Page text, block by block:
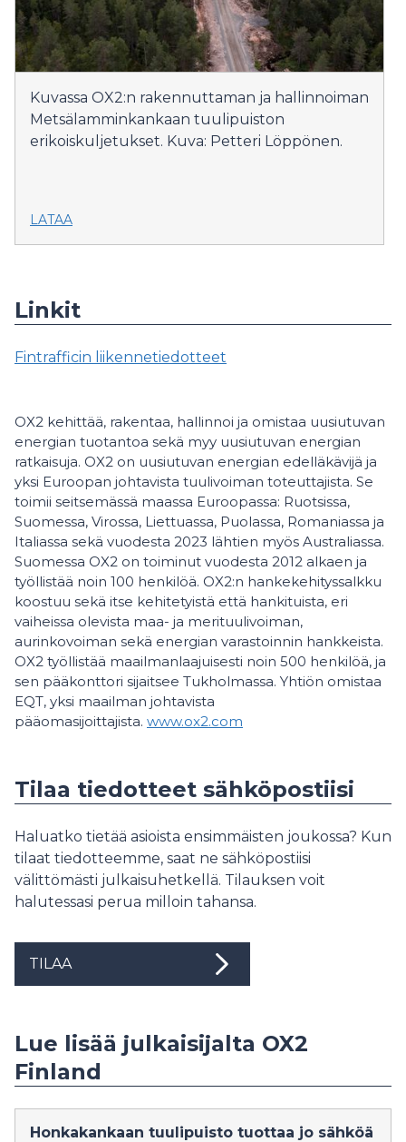
Kuvassa OX2:n rakennuttaman ja hallinnoiman
Metsälamminkankaan tuulipuiston
erikoiskuljetukset. Kuva: Petteri Löppönen.
LATAA
Linkit
Fintrafficin liikennetiedotteet
OX2 kehittää, rakentaa, hallinnoi ja omistaa uusiutuvan
energian tuotantoa sekä myy uusiutuvan energian
ratkaisuja. OX2 on uusiutuvan energian edelläkävijä ja
yksi Euroopan johtavista tuulivoiman toteuttajista. Se
toimii seitsemässä maassa Euroopassa: Ruotsissa,
Suomessa, Virossa, Liettuassa, Puolassa, Romaniassa ja
Italiassa sekä vuodesta 2023 lähtien myös Australiassa.
Suomessa OX2 on toiminut vuodesta 2012 alkaen ja
työllistää noin 100 henkilöä. OX2:n hankekehityssalkku
koostuu sekä itse kehitetyistä että hankituista, eri
vaiheissa olevista maa- ja merituulivoiman,
aurinkovoiman sekä energian varastoinnin hankkeista.
OX2 työllistää maailmanlaajuisesti noin 500 henkilöä, ja
sen pääkonttori sijaitsee Tukholmassa. Yhtiön omistaa
EQT, yksi maailman johtavista
pääomasijoittajista. www.ox2.com
Tilaa tiedotteet sähköpostiisi
Haluatko tietää asioista ensimmäisten joukossa? Kun
tilaat tiedotteemme, saat ne sähköpostiisi
välittömästi julkaisuhetkellä. Tilauksen voit
halutessasi perua milloin tahansa.
TILAA
Lue lisää julkaisijalta OX2
Finland
Honkakankaan tuulipuisto tuottaa jo sähköä